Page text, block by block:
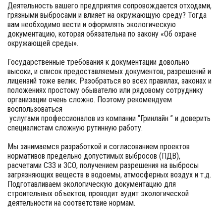
Деятельность вашего предприятия сопровождается отходами,
грязными выбросами и влияет на окружающую среду? Тогда
вам необходимо вести и оформлять экологическую
документацию, которая обязательна по закону «Об охране
окружающей среды».
Государственные требования к документации довольно
высоки, и список предоставляемых документов, разрешений и
лицензий тоже велик. Разобраться во всех правилах, законах и
положениях простому обывателю или рядовому сотруднику
организации очень сложно. Поэтому рекомендуем
воспользоваться
услугами профессионалов из компании “Гринлайн ” и доверить
специалистам сложную рутинную работу.
Мы занимаемся разработкой и согласованием проектов
нормативов предельно допустимых выбросов (ПДВ),
расчетами СЗЗ и ЗСО, получением разрешения на выбросы
загрязняющих веществ в водоемы, атмосферных воздух и т.д.
Подготавливаем экологическую документацию для
строительных объектов, проводит аудит экологической
деятельности на соответствие нормам.